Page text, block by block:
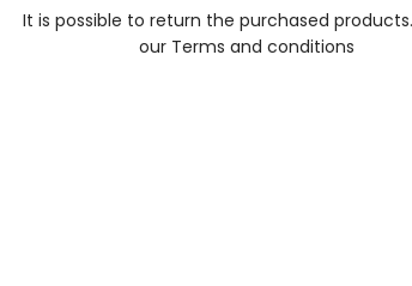
It is possible to return the purchased
our Terms and conditions